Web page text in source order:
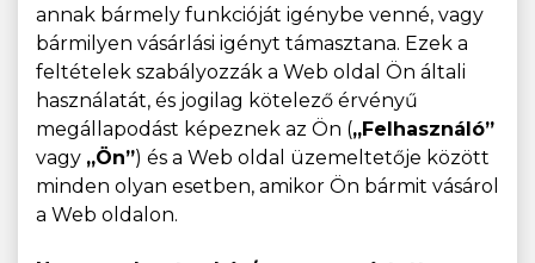
annak bármely funkcióját igénybe venné, vagy
bármilyen vásárlási igényt támasztana. Ezek a
feltételek szabályozzák a Web oldal Ön általi
használatát, és jogilag kötelező érvényű
megállapodást képeznek az Ön („Felhasználó”
vagy „Ön”) és a Web oldal üzemeltetője között
minden olyan esetben, amikor Ön bármit vásárol
a Web oldalon.